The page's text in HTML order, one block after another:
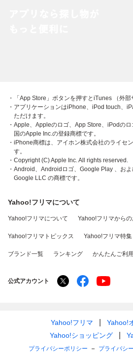
・「App Store」ボタンを押すとiTunes （外部
・アプリケーションはiPhone、iPod touch、
ただけます。
・Apple、Appleのロゴ、App Store、iPodの
国のApple Inc.の登録商標です。
・iPhone商標は、アイホン株式会社のライセ
す。
・Copyright (C) Apple Inc. All rights reserved.
・Android、Androidロゴ、Google Play 、およ
Google LLC の商標です。
Yahoo!フリマについて
Yahoo!フリマについて Yahoo!フリマから
Yahoo!フリマトピックス Yahoo!フリマ特集
ブランド一覧 ランキング かんたんご利
公式アカウント
Yahoo!フリマ
Yahoo!
Yahoo!ショッピング
プライバシーポリシー プライバシ